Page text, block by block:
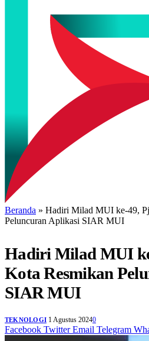
Beranda » Hadiri Milad MUI ke-49,
Peluncuran Aplikasi SIAR MUI
Hadiri Milad MUI
Kota Resmikan
SIAR MUI
TEKNOLOGI 1 Agustus 20240
Facebook Twitter Email Telegram